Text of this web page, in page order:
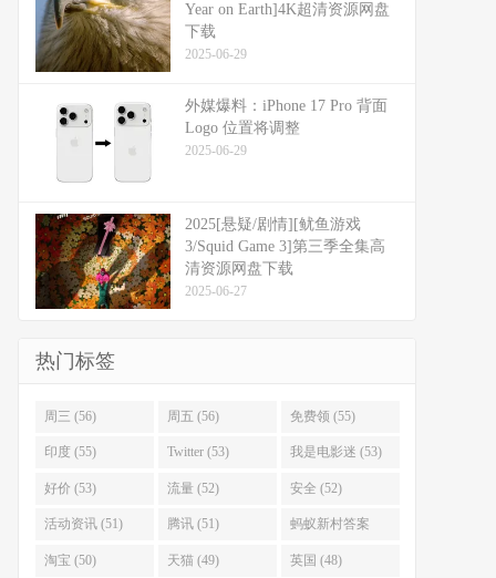
Year on Earth]4K超清资源网盘
下载
2025-06-29
外媒爆料：​​iPhone 17 Pro 背面
Logo 位置将调整​​
2025-06-29
2025[悬疑/剧情][鱿鱼游戏
3/Squid Game 3]第三季全集高
清资源网盘下载
2025-06-27
热门标签
周三 (56) 周五 (56) 免费领 (55)
印度 (55) Twitter (53) 我是电影迷 (53)
好价 (53) 流量 (52) 安全 (52)
活动资讯 (51) 腾讯 (51) 蚂蚁新村答案
(51)
淘宝 (50) 天猫 (49) 英国 (48)